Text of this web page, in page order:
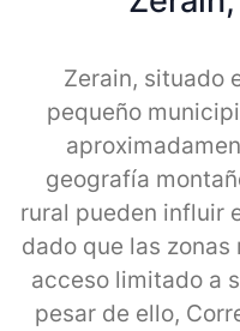
Zerain, situado
pequeño
geografía
rural pueden influir
dado que las
acceso limitado a
pesar de ello,